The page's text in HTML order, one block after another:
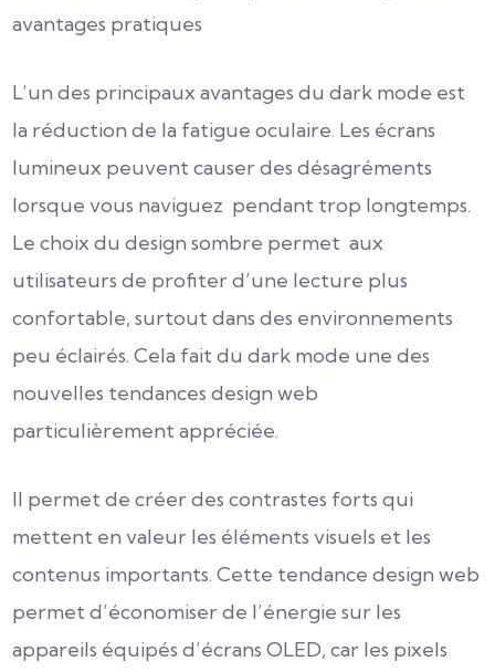
avantages pratiques
L’un des principaux avantages du dark mode est
la réduction de la fatigue oculaire. Les écrans
lumineux peuvent causer des désagréments
lorsque vous naviguez pendant trop longtemps.
Le choix du design sombre permet aux
utilisateurs de profiter d’une lecture plus
confortable, surtout dans des environnements
peu éclairés. Cela fait du dark mode une des
nouvelles tendances design web
particulièrement appréciée.
Il permet de créer des contrastes forts qui
mettent en valeur les éléments visuels et les
contenus importants. Cette tendance design web
permet d’économiser de l’énergie sur les
appareils équipés d’écrans OLED, car les pixels